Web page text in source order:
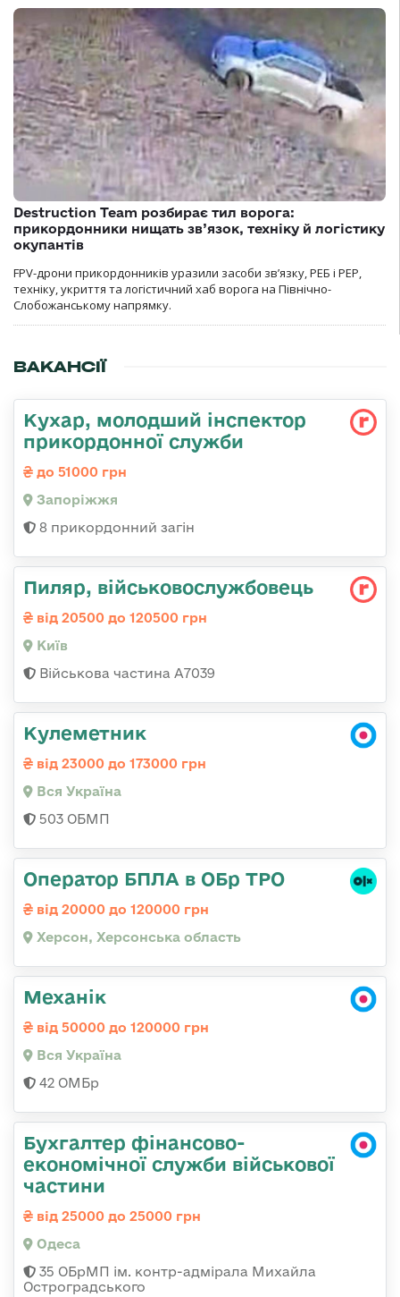
Destruction Team розбирає тил ворога:
прикордонники нищать зв’язок, техніку й логістику
окупантів
FPV-дрони прикордонників уразили засоби зв’язку, РЕБ і РЕР,
техніку, укриття та логістичний хаб ворога на Північно-
Слобожанському напрямку.
ВАКАНСІЇ
Кухар, молодший інспектор
прикордонної служби
до 51000 грн
Запоріжжя
8 прикордонний загін
Пиляр, військовослужбовець
від 20500 до 120500 грн
Київ
Військова частина А7039
Кулеметник
від 23000 до 173000 грн
Вся Україна
503 ОБМП
Оператор БПЛА в ОБр ТРО
від 20000 до 120000 грн
Херсон, Херсонська область
Механік
від 50000 до 120000 грн
Вся Україна
42 ОМБр
Бухгалтер фінансово-
економічної служби військової
частини
від 25000 до 25000 грн
Одеса
35 ОБрМП ім. контр-адмірала Михайла
Остроградського